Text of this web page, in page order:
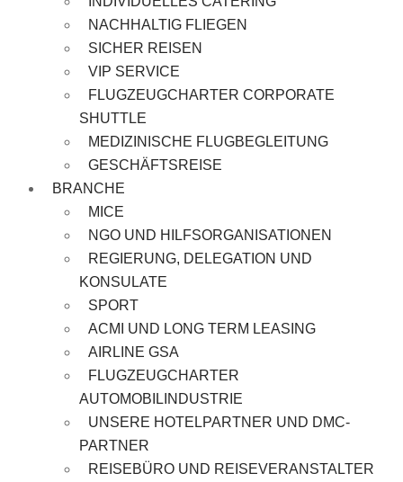
NACHHALTIG FLIEGEN
SICHER REISEN
VIP SERVICE
FLUGZEUGCHARTER CORPORATE
SHUTTLE
MEDIZINISCHE FLUGBEGLEITUNG
GESCHÄFTSREISE
BRANCHE
MICE
NGO UND HILFSORGANISATIONEN
REGIERUNG, DELEGATION UND
KONSULATE
SPORT
ACMI UND LONG TERM LEASING
AIRLINE GSA
FLUGZEUGCHARTER
AUTOMOBILINDUSTRIE
UNSERE HOTELPARTNER UND DMC-
PARTNER
REISEBÜRO UND REISEVERANSTALTER